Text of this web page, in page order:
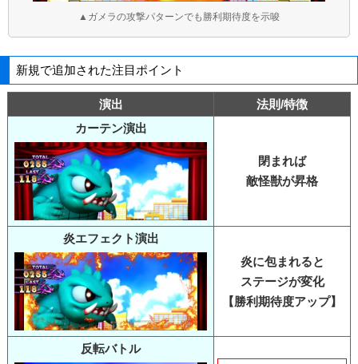
▲ガメラの攻撃パターンでも勝利期待度を示唆
新規で追加された注目ポイント
演出
法則/特徴
カーテン演出
閉まれば
敵怪獣が昇格
炎エフェクト演出
炎に包まれると
ステージが変化
【勝利期待度アップ】
反転バトル